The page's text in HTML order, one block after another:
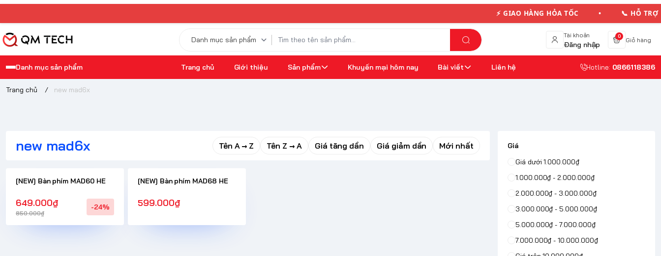
⚡ GIAO HÀNG HỎA TỐC • 📞 HỖ
Tài khoản
Đăng nhập
0
Giỏ hàng
Danh mục sản phẩm Trang chủ Giới thiệu Sản phẩm Khuyến mại hôm nay Bài viết Liên hệ Hotline: 0866118386
Trang chủ / new mad6x
new mad6x Tên A → Z Tên Z → A Giá tăng dần Giá giảm dần Mới nhất
[NEW] Bàn phím MAD60 HE
649.000₫
850.000₫
-24%
[NEW] Bàn phím MAD68 HE
599.000₫
Giá
Giá dưới 1.000.000₫
1.000.000₫ - 2.000.000₫
2.000.000₫ - 3.000.000₫
3.000.000₫ - 5.000.000₫
5.000.000₫ - 7.000.000₫
7.000.000₫ - 10.000.000₫